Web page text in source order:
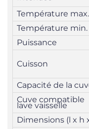
Température max.
Température min.
Puissance
Cuisson
Capacité de la
Cuve compatible
lave vaisselle
Dimensions (l x h